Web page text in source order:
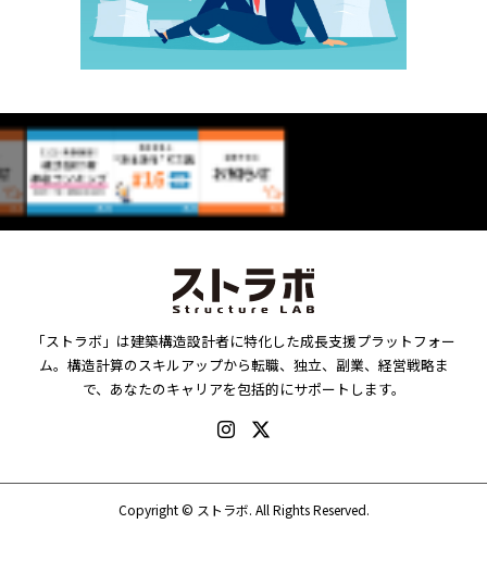
「ストラボ」は建築構造設計者に特化した成長支援プラットフォー
ム。構造計算のスキルアップから転職、独立、副業、経営戦略ま
で、あなたのキャリアを包括的にサポートします。
Copyright © ストラボ. All Rights Reserved.